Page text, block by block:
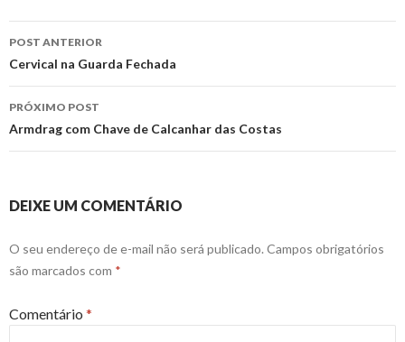
Navegação
de
posts
POST ANTERIOR
Cervical na Guarda Fechada
PRÓXIMO POST
Armdrag com Chave de Calcanhar das Costas
DEIXE UM COMENTÁRIO
O seu endereço de e-mail não será publicado. Campos obrigatórios
são marcados com *
Comentário *